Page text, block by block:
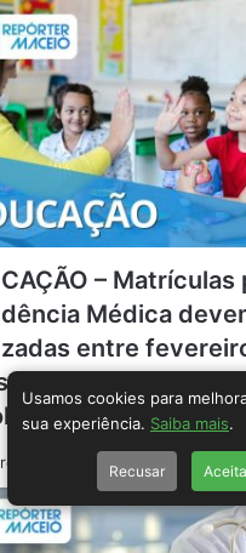
– Matrículas
Médica
entre
e setembro,
do Ministério
Usamos cookies para
sua experiência. Saiba mais
Recusar